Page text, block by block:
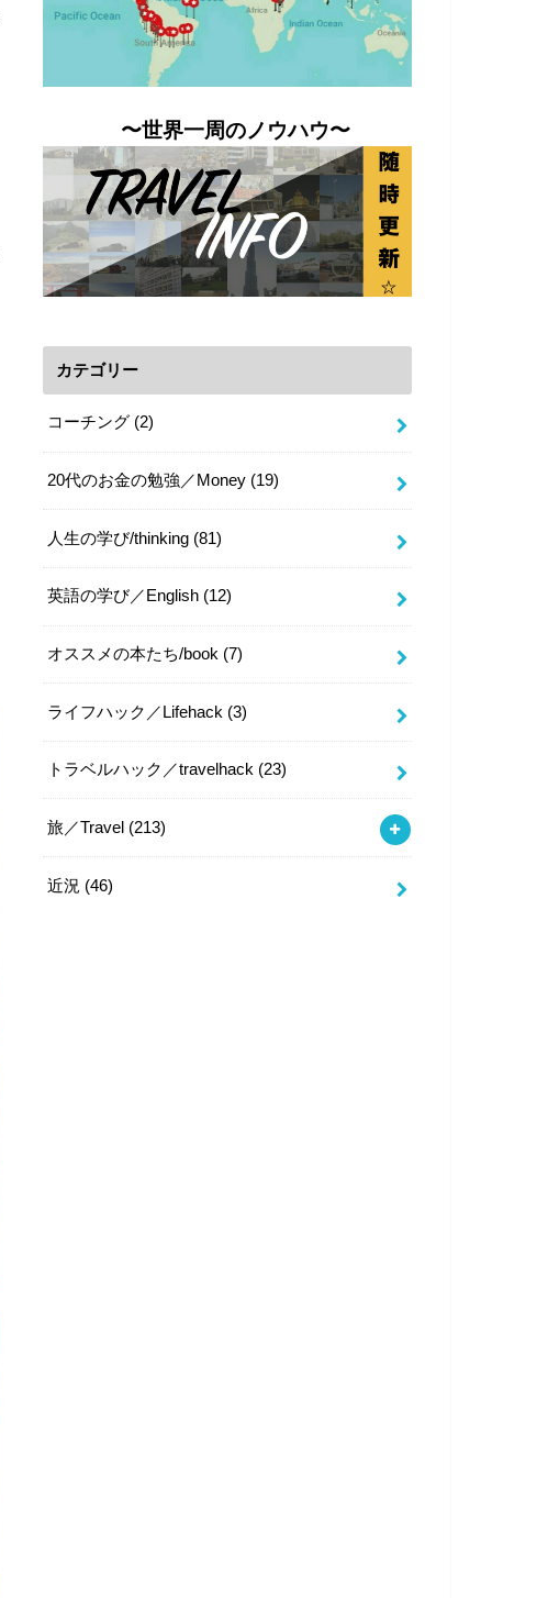
〜世界一周のノウハウ〜
カテゴリー
コーチング (2)
20代のお金の勉強／Money (19)
人生の学び/thinking (81)
英語の学び／English (12)
オススメの本たち/book (7)
ライフハック／Lifehack (3)
トラベルハック／travelhack (23)
旅／Travel (213)
近況 (46)